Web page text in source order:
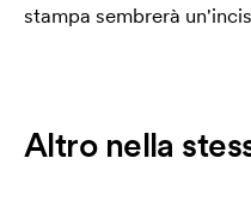
stampa sembrerà
Altro nella